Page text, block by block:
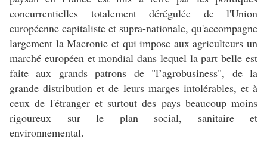
concurrentielles totalement dérégulée de l'Union
européenne capitaliste et supra-nationale, qu'accompagne
largement la Macronie et qui impose aux agriculteurs un
marché européen et mondial dans lequel la part belle est
faite aux grands patrons de "l’agrobusiness", de la
grande distribution et de leurs marges intolérables, et à
ceux de l'étranger et surtout des pays beaucoup moins
rigoureux sur le plan social, sanitaire et
environnemental.